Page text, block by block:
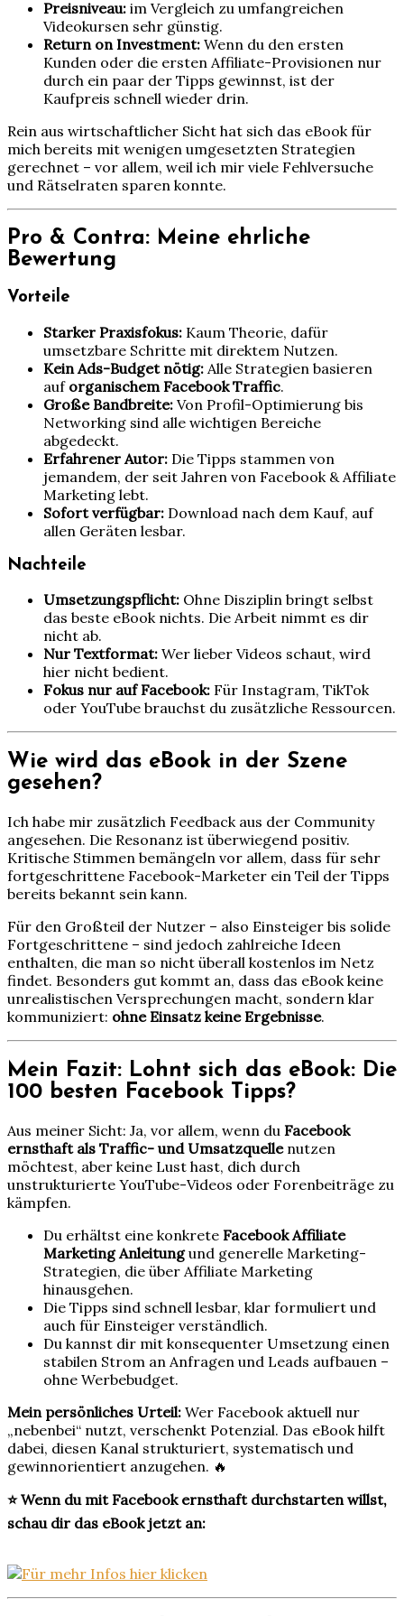
Preisniveau: im Vergleich zu umfangreichen
Videokursen sehr günstig.
Return on Investment: Wenn du den ersten
Kunden oder die ersten Affiliate-Provisionen nur
durch ein paar der Tipps gewinnst, ist der
Kaufpreis schnell wieder drin.
Rein aus wirtschaftlicher Sicht hat sich das eBook für
mich bereits mit wenigen umgesetzten Strategien
gerechnet – vor allem, weil ich mir viele Fehlversuche
und Rätselraten sparen konnte.
Pro & Contra: Meine ehrliche
Bewertung
Vorteile
Starker Praxisfokus: Kaum Theorie, dafür
umsetzbare Schritte mit direktem Nutzen.
Kein Ads-Budget nötig: Alle Strategien basieren
auf organischem Facebook Traffic.
Große Bandbreite: Von Profil-Optimierung bis
Networking sind alle wichtigen Bereiche
abgedeckt.
Erfahrener Autor: Die Tipps stammen von
jemandem, der seit Jahren von Facebook & Affiliate
Marketing lebt.
Sofort verfügbar: Download nach dem Kauf, auf
allen Geräten lesbar.
Nachteile
Umsetzungspflicht: Ohne Disziplin bringt selbst
das beste eBook nichts. Die Arbeit nimmt es dir
nicht ab.
Nur Textformat: Wer lieber Videos schaut, wird
hier nicht bedient.
Fokus nur auf Facebook: Für Instagram, TikTok
oder YouTube brauchst du zusätzliche Ressourcen.
Wie wird das eBook in der Szene
gesehen?
Ich habe mir zusätzlich Feedback aus der Community
angesehen. Die Resonanz ist überwiegend positiv.
Kritische Stimmen bemängeln vor allem, dass für sehr
fortgeschrittene Facebook-Marketer ein Teil der Tipps
bereits bekannt sein kann.
Für den Großteil der Nutzer – also Einsteiger bis solide
Fortgeschrittene – sind jedoch zahlreiche Ideen
enthalten, die man so nicht überall kostenlos im Netz
findet. Besonders gut kommt an, dass das eBook keine
unrealistischen Versprechungen macht, sondern klar
kommuniziert: ohne Einsatz keine Ergebnisse.
Mein Fazit: Lohnt sich das eBook: Die
100 besten Facebook Tipps?
Aus meiner Sicht: Ja, vor allem, wenn du Facebook
ernsthaft als Traffic- und Umsatzquellenutzen
möchtest, aber keine Lust hast, dich durch
unstrukturierte YouTube-Videos oder Forenbeiträge zu
kämpfen.
Du erhältst eine konkrete Facebook Affiliate
Marketing Anleitungund generelle Marketing-
Strategien, die über Affiliate Marketing
hinausgehen.
Die Tipps sind schnell lesbar, klar formuliert und
auch für Einsteiger verständlich.
Du kannst dir mit konsequenter Umsetzung einen
stabilen Strom an Anfragen und Leads aufbauen –
ohne Werbebudget.
Mein persönliches Urteil: Wer Facebook aktuell nur
„nebenbei“ nutzt, verschenkt Potenzial. Das eBook hilft
dabei, diesen Kanal strukturiert, systematisch und
gewinnorientiert anzugehen. 🔥
⭐ Wenn du mit Facebook ernsthaft durchstarten willst,
schau dir das eBook jetzt an: